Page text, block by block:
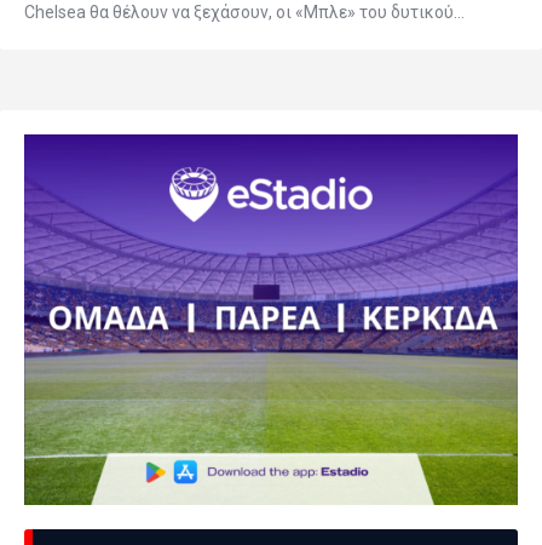
Chelsea θα θέλουν να ξεχάσουν, οι «Μπλε» του δυτικού…